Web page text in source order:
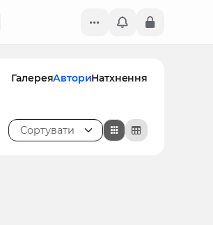
ГалереяАвториНатхнення
Сортувати